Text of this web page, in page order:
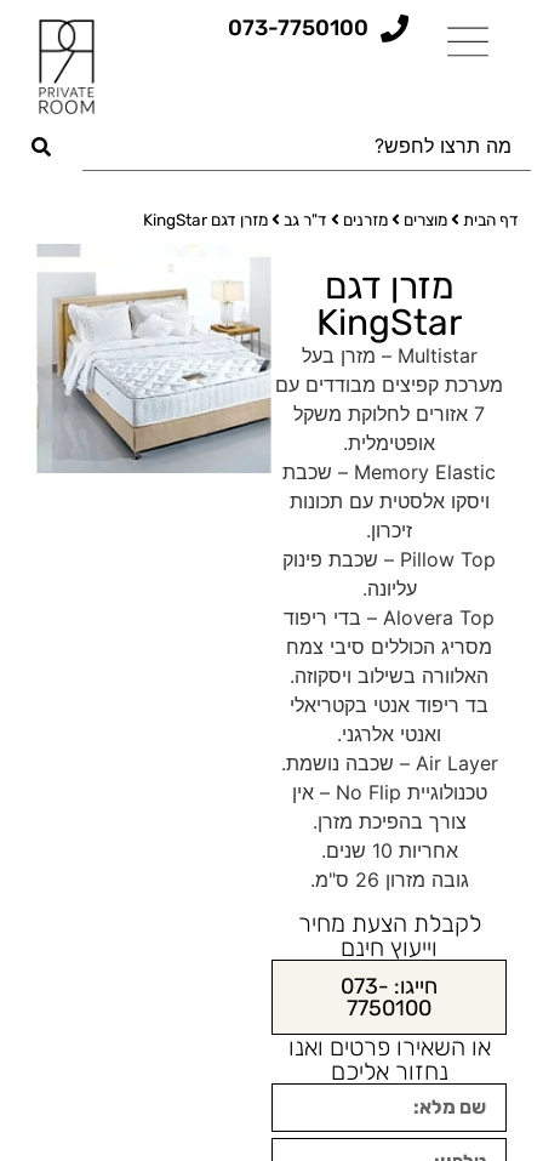
073-7750100
דף הבית מוצרים מזרנים ד"ר גב מזרן דגם KingStar
מזרן דגם
KingStar
Multistar – מזרן בעל
מערכת קפיצים מבודדים עם
7 אזורים לחלוקת משקל
אופטימלית.
Memory Elastic – שכבת
ויסקו אלסטית עם תכונות
זיכרון.
Pillow Top – שכבת פינוק
עליונה.
Alovera Top – בדי ריפוד
מסריג הכוללים סיבי צמח
האלוורה בשילוב ויסקוזה.
בד ריפוד אנטי בקטריאלי
ואנטי אלרגני.
Air Layer – שכבה נושמת.
טכנולוגיית No Flip – אין
צורך בהפיכת מזרן.
אחריות 10 שנים.
גובה מזרון 26 ס"מ.
לקבלת הצעת מחיר
וייעוץ חינם
חייגו: 073-
7750100
או השאירו פרטים ואנו
נחזור אליכם